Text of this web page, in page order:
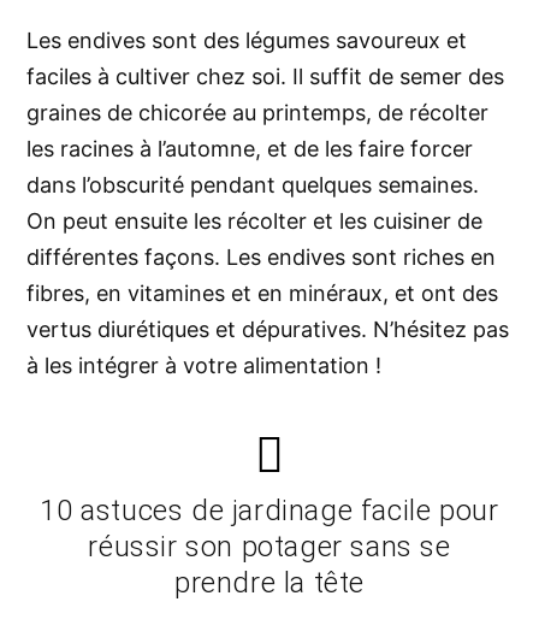
Les endives sont des légumes savoureux et
faciles à cultiver chez soi. Il suffit de semer des
graines de chicorée au printemps, de récolter
les racines à l’automne, et de les faire forcer
dans l’obscurité pendant quelques semaines.
On peut ensuite les récolter et les cuisiner de
différentes façons. Les endives sont riches en
fibres, en vitamines et en minéraux, et ont des
vertus diurétiques et dépuratives. N’hésitez pas
à les intégrer à votre alimentation !
10 astuces de jardinage facile pour
réussir son potager sans se
prendre la tête